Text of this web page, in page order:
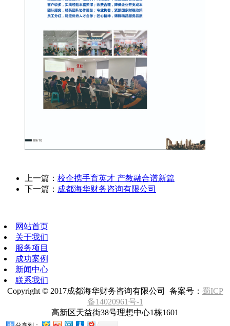
上一篇： 校企携手育英才 产教融合谱新篇
下一篇： 成都海华财务咨询有限公司
网站首页
关于我们
服务项目
成功案例
新闻中心
联系我们
Copyright © 2017成都海华财务咨询有限公司 备案号： 蜀ICP
备14020961号-1
高新区天益街38号理想中心1栋1601